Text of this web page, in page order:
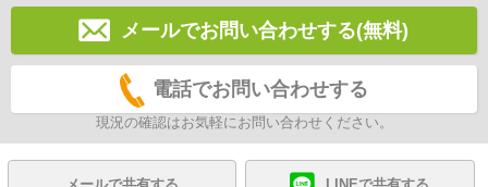
メールでお問い合わせする(無料)
電話でお問い合わせする
現況の確認はお気軽にお問い合わせください。